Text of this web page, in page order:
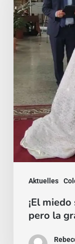
Aktuelles
puede
aparecer,
pero
la
es
mayor!
¡El
pero la